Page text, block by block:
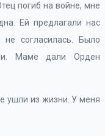
погиб на войне, мне
Ей предлагали нас
согласилась. Было
Маме дали Орден
ушли из жизни. У меня